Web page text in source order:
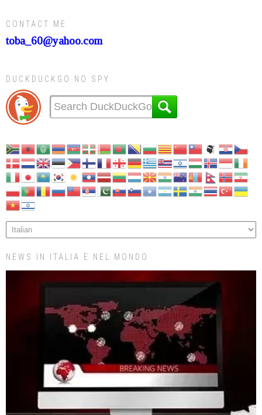
CONTACT ME
toba_60@yahoo.com
DUCKDUCKGO NO SPY
NEWS IN ITALIA E NEL MONDO